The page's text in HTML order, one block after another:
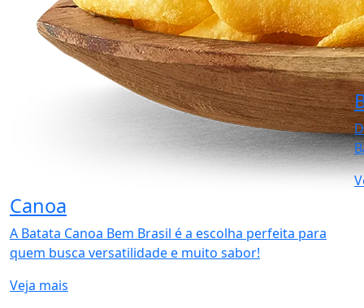
Canoa
A Batata Canoa Bem Brasil é a escolha perfeita para
quem busca versatilidade e muito sabor!
Veja mais